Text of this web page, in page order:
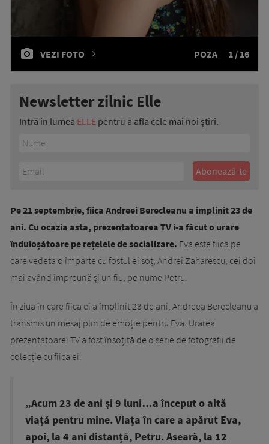
VEZI FOTO POZA 1 / 16
Newsletter zilnic Elle
Intră în lumea ELLE pentru a afla cele mai noi știri.
Pe 21 septembrie, fiica Andreei Berecleanu a împlinit 23 de
ani. Cu ocazia asta, prezentatoarea TV i-a făcut o urare
înduioșătoare pe rețelele de socializare. Eva este fiica pe
care vedeta o împarte cu fostul ei soț, Andrei Zaharescu, cei doi
mai având împreună și un fiu, pe nume Petru.
În ziua în care fiica ei a împlinit 23 de ani, Andreea Berecleanu a
transmis un mesaj plin de emoție pentru Eva. Urarea
prezentatoarei TV a fost însoțită de o serie de fotografii de
colecție cu fiica ei.
„Acum 23 de ani și 9 luni…a început o altă
viață pentru mine. Viața în care a apărut Eva,
apoi, la 4 ani distanță, Petru. Aseară, la 12